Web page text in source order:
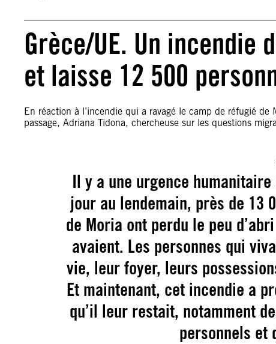
Grèce/UE. Un incendie
et laisse 12 500
En réaction à l’incendie qui a ravagé le camp de réfugié
passage, Adriana Tidona, chercheuse sur les questions
Il y a une urgence
jour au lendemain, près de 13
de Moria ont perdu le peu
avaient. Les personnes qui
vie, leur foyer, leurs
Et maintenant, cet incendie a
qu’il leur restait, notamment
personnels et